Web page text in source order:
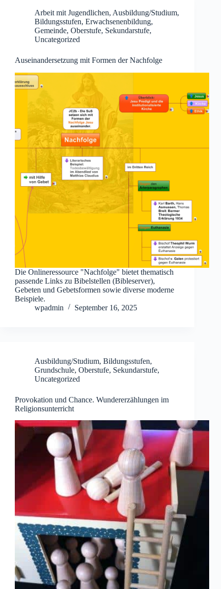
Arbeit mit Jugendlichen, Ausbildung/Studium,
Bildungsstufen, Erwachsenenbildung,
Gemeinde, Oberstufe, Sekundarstufe,
Uncategorized
Auseinandersetzung mit Formen der Nachfolge
Die Onlineressource "Nachfolge" bietet thematisch
passende Links zu Bibelstellen (Bibleserver),
Gebeten und Gebetsformen sowie diverse moderne
Beispiele.
wpadmin
September 16, 2025
Ausbildung/Studium, Bildungsstufen,
Grundschule, Oberstufe, Sekundarstufe,
Uncategorized
Provokation und Chance. Wundererzählungen im
Religionsunterricht